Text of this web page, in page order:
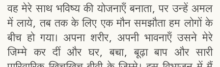
वह मेरे साथ भविष्य की योजनाएँ बनाता, पर उन्हें अमल
में लाये, तब तक के लिए एक मौन समझौता हम लोगों के
बीच हो गया। अपना शरीर, अपनी भावनाएँ उसने मेरे
जिम्मे कर दीं और घर, बच्चा, बूढ़ा बाप और सारी